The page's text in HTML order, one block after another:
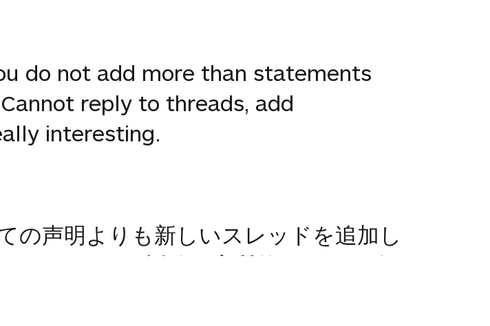
do not add more than statements
reply to threads, add
interesting.
の声明よりも新しいスレッドを追加し
スレッドに返信、実質的な何かを追